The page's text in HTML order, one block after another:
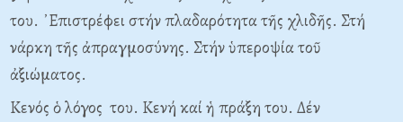
του. ᾿Επιστρέφει στήν πλαδαρότητα τῆς χλιδῆς. Στή
νάρκη τῆς ἀπραγμοσύνης. Στήν ὑπεροψία τοῦ
ἀξιώματος.
Κενός ὁ λόγος του. Κενή καί ἡ πράξη του. Δέν